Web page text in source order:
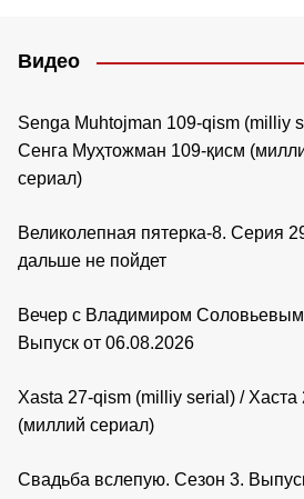
Видео
Senga Muhtojman 109-qism (milliy
Сенга Муҳтожман 109-қисм
сериал)
Великолепная пятерка-8. Серия
дальше не пойдет
Вечер с Владимиром
Выпуск от 06.08.2026
Xasta 27-qism (milliy serial) / Хаста
(миллий сериал)
Свадьба вслепую. Сезон 3.